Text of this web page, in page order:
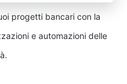
progetti bancari con la
e automazioni delle